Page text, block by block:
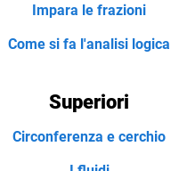
Impara le frazioni
Come si fa l'analisi logica
Superiori
Circonferenza e cerchio